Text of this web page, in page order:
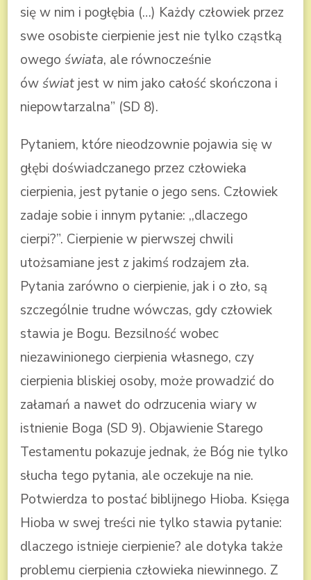
się w nim i pogłębia (…) Każdy człowiek przez
swe osobiste cierpienie jest nie tylko cząstką
owego świata, ale równocześnie
ówświat jest w nim jako całość skończona i
niepowtarzalna” (SD 8).
Pytaniem, które nieodzownie pojawia się w
głębi doświadczanego przez człowieka
cierpienia, jest pytanie o jego sens. Człowiek
zadaje sobie i innym pytanie: ,,dlaczego
cierpi?”. Cierpienie w pierwszej chwili
utożsamiane jest z jakimś rodzajem zła.
Pytania zarówno o cierpienie, jak i o zło, są
szczególnie trudne wówczas, gdy człowiek
stawia je Bogu. Bezsilność wobec
niezawinionego cierpienia własnego, czy
cierpienia bliskiej osoby, może prowadzić do
załamań a nawet do odrzucenia wiary w
istnienie Boga (SD 9). Objawienie Starego
Testamentu pokazuje jednak, że Bóg nie tylko
słucha tego pytania, ale oczekuje na nie.
Potwierdza to postać biblijnego Hioba. Księga
Hioba w swej treści nie tylko stawia pytanie:
dlaczego istnieje cierpienie? ale dotyka także
problemu cierpienia człowieka niewinnego. Z